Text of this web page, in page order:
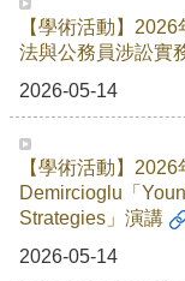
訊
最
新
【學術活動】
法與公務員涉訟實
2026-05-14
【學術活動】
Demircioglu「
Strategies」演講
2026-05-14